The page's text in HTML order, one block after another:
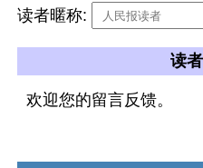
读者暱称:
读
欢迎您的留言反馈。